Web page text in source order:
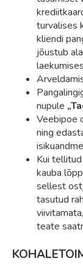
turvalises
kliendi
jõustub
nupule
Veebipoe
ning
Kui
kauba
sellest
tasutud
teate